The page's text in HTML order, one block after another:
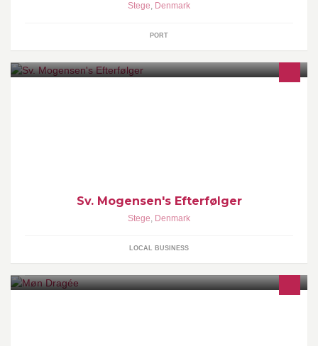
Stege, Denmark
PORT
Sv. Mogensen's Efterfølger
Stege, Denmark
LOCAL BUSINESS